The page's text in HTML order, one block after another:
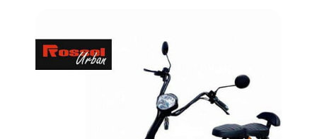
пользователей